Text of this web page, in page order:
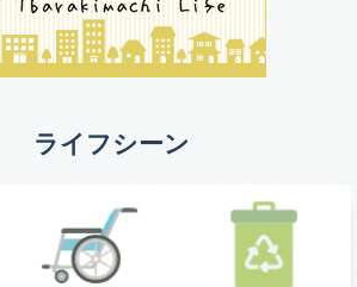
ライフシーン